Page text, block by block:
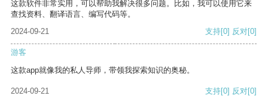
这款软件非常实用，可以帮助我解决很多问题。比如，我可以使用它来
查找资料、翻译语言、编写代码等。
2024-09-21
支持[0] 反对[0]
游客
这款app就像我的私人导师，带领我探索知识的奥秘。
2024-09-21 支持[0] 反对[0]